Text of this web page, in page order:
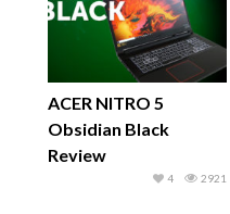
ACER NITRO 5
Obsidian Black
Review
2921
4